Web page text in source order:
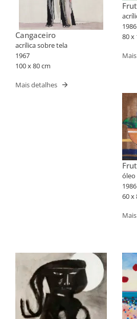
Cangaceiro
acrílica sobre tela
1967
100 x 80 cm
Mais detalhes
1986
80 x
óleo
1986
60 x